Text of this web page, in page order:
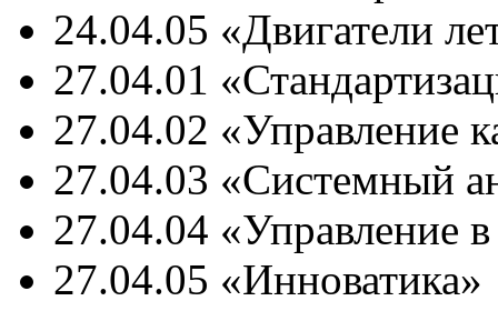
24.04.05 «Двигатели
27.04.01
27.04.02 «Управление
27.04.03 «Системный
27.04.04 «Управление
27.04.05 «Инноватика»